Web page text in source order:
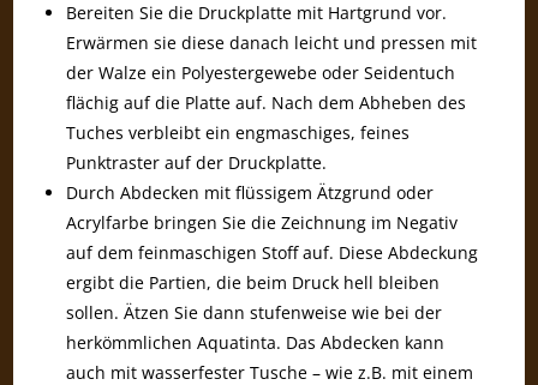
Bereiten Sie die Druckplatte mit Hartgrund vor.
Erwärmen sie diese danach leicht und pressen mit
der Walze ein Polyestergewebe oder Seidentuch
flächig auf die Platte auf. Nach dem Abheben des
Tuches verbleibt ein engmaschiges, feines
Punktraster auf der Druckplatte.
Durch Abdecken mit flüssigem Ätzgrund oder
Acrylfarbe bringen Sie die Zeichnung im Negativ
auf dem feinmaschigen Stoff auf. Diese Abdeckung
ergibt die Partien, die beim Druck hell bleiben
sollen. Ätzen Sie dann stufenweise wie bei der
herkömmlichen Aquatinta. Das Abdecken kann
auch mit wasserfester Tusche – wie z.B. mit einem